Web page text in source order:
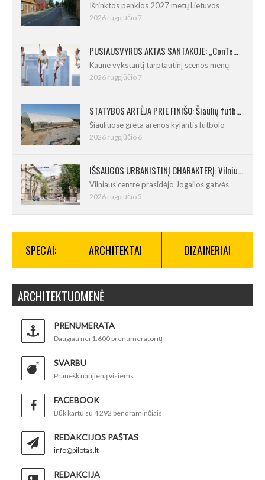
Išrinktos penkios 2027 metų Lietuvos
2026 rugpjūčio 7
PUSIAUSVYROS AKTAS SANTAKOJE: „ConTempo 2026“ uždarys sudėtingas pasirodymas 8 m aukštyje
Kaune vykstantį tarptautinį scenos menų
2026 rugpjūčio 7
STATYBOS ARTĖJA PRIE FINIŠO: Šiaulių futbolo ir regbio maniežas įgavo kontūrus
Šiauliuose greta arenos kylantis futbolo
2026 rugpjūčio 6
IŠSAUGOS URBANISTINĮ CHARAKTERĮ: Vilniuje pradėtas Jogailos gatvės remontas
Vilniaus centre prasidėjo Jogailos gatvės
2026 rugpjūčio 5
SPECAI: ARCHITEKTAI DIZAINERIAI
ARCHITEKTUOMENĖ
PRENUMERATA
Daugiau nei 1.600 prenumeratorių
SVARBU
Pranešk naujieną visiems
FACEBOOK
Būk kartu su 4 292 bendraminčiais
REDAKCIJOS PAŠTAS
info@pilotas.lt
REDAKCIJA